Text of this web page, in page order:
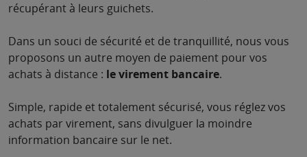
récupérant à leurs guichets.
Dans un souci de sécurité et de tranquillité, nous vous
proposons un autre moyen de paiement pour vos
achats à distance : le virement bancaire.
Simple, rapide et totalement sécurisé, vous réglez vos
achats par virement, sans divulguer la moindre
information bancaire sur le net.